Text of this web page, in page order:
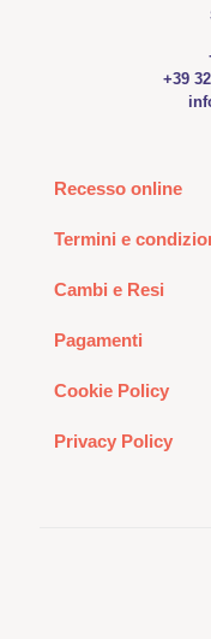
+39
Recesso online
Termini e
Cambi e Resi
Pagamenti
Cookie Policy
Privacy Policy